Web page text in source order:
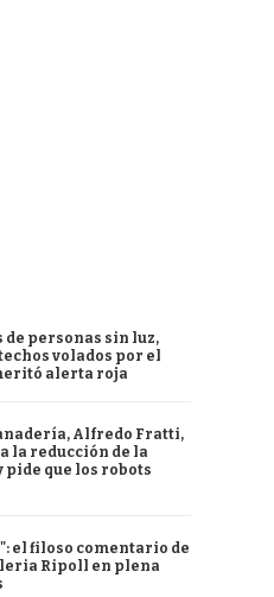
de personas sin luz,
volados por el
alerta roja
Alfredo Fratti,
la reducción de la
que los robots
el filoso comentario de
Ripoll en plena